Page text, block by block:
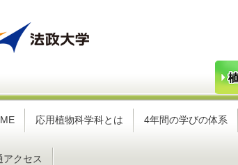
応用植物科学科とは 4年間の学びの体系
アクセス